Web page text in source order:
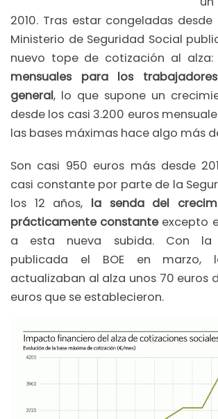
2010. Tras estar congeladas desde
Ministerio de Seguridad Social
nuevo tope de cotización al alza:
mensuales para los
general, lo que supone un
desde los casi 3.200 euros
las bases máximas hace algo más
Son casi 950 euros más desde
casi constante por parte de la
los 12 años, la senda del
prácticamente constanteexcepto
a esta nueva subida. Con la
publicada el BOE en marzo,
actualizaban al alza unos 70 euros
euros que se establecieron.